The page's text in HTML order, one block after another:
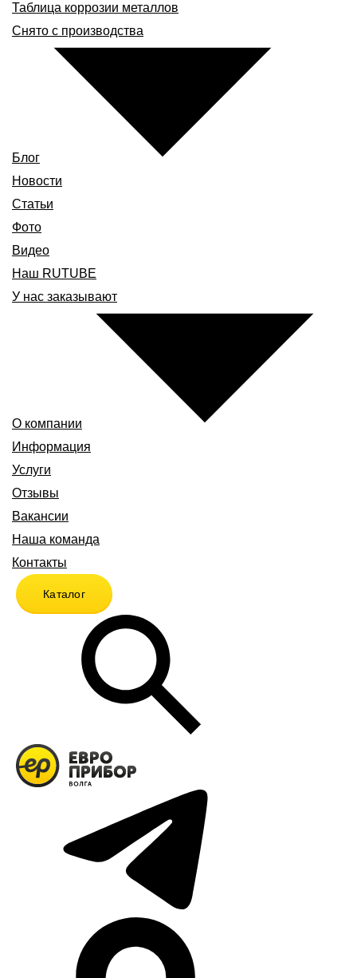
Таблица коррозии металлов
Снято с производства
Блог
Новости
Статьи
Фото
Видео
Наш RUTUBE
У нас заказывают
О компании
Информация
Услуги
Отзывы
Вакансии
Наша команда
Контакты
Каталог